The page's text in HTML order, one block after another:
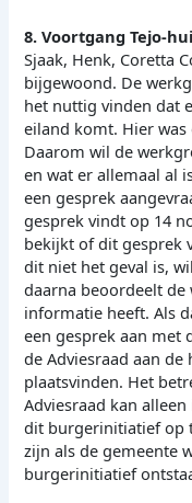
8. Voortgang Tejo-
Sjaak, Henk, Coretta
bijgewoond. De
het nuttig vinden dat
eiland komt. Hier
Daarom wil de
en wat er allemaal al
een gesprek
gesprek vindt op 14
bekijkt of dit gesprek
dit niet het geval is,
daarna beoordeelt
informatie heeft. Als
een gesprek aan met
de Adviesraad aan
plaatsvinden. Het
Adviesraad kan
dit burgerinitiatief op
zijn als de gemeente
burgerinitiatief